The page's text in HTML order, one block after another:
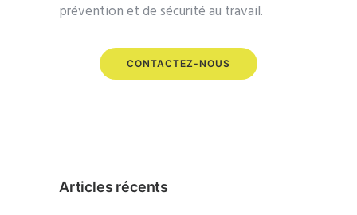
prévention et de sécurité au travail.
CONTACTEZ-NOUS
Articles récents